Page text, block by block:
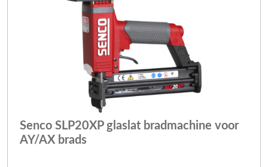
Senco SLP20XP glaslat bradmachine voor
AY/AX brads